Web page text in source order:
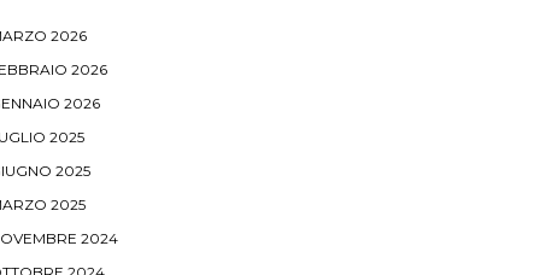
2026
2026
2026
2025
2025
2025
2024